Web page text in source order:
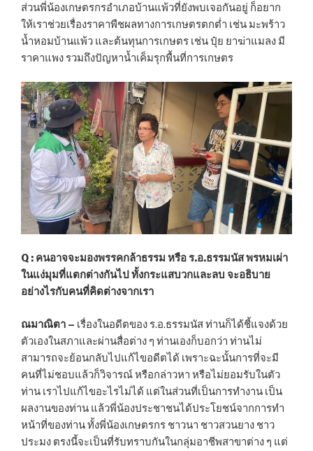
ส่วนพี่น้องเกษตรกรอำเภอบ้านแพ้วที่ยังพบเจอกันอยู่ ก็อยาก
ให้เราช่วยเรื่องราคาพืชผลทางการเกษตรตกต่ำ เช่น มะพร้าว
น้ำหอมบ้านแพ้ว และต้นทุนการเกษตร เช่น ปุ๋ย ยาฆ่าแมลง มี
ราคาแพง รวมถึงปัญหาน้ำเค็มรุกพื้นที่การเกษตร
Q : คนอาจจะมองพรรคกล้าธรรม หรือ ร.อ.ธรรมนัส พรหมเผ่า
ในแง่มุมที่แตกต่างกันไป ทั้งกระแสบวกและลบ จะอธิบาย
อย่างไรกับคนที่คิดต่างจากเรา
ณมาณิตา – เรื่องในอดีตของ ร.อ.ธรรมนัส ท่านก็ได้ชี้แจงด้วย
ตัวเองในสภาและผ่านสื่อต่าง ๆ ท่านเองก็บอกว่า ท่านไม่
สามารถจะย้อนกลับไปแก้ไขอดีตได้ เพราะฉะนั้นการที่จะมี
คนที่ไม่ชอบแล้วก็วิจารณ์ หรือกล่าวหา หรือไม่ยอมรับในตัว
ท่าน เราไปแก้ไขอะไรไม่ได้ แต่ในส่วนที่เป็นการทำงาน เป็น
ผลงานของท่าน แล้วพี่น้องประชาชนได้ประโยชน์จากการทำ
หน้าที่ของท่าน ทั้งพี่น้องเกษตรกร ชาวนา ชาวสวนยาง ชาว
ประมง ตรงนี้จะเป็นที่รับทราบกันในกลุ่มอาชีพสาขาต่าง ๆ แต่